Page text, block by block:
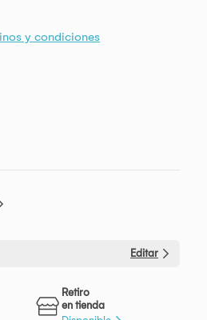
y condiciones
Editar
Retiro
en tienda